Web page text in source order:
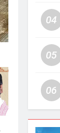
04
05
06